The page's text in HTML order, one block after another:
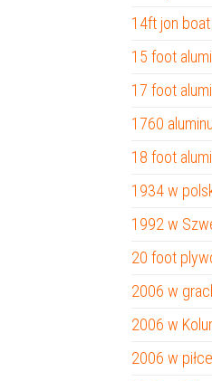
14ft jon
15 foot
17 foot
1760
18 foot
1934 w
1992 w
20 foot
2006 w
2006 w
2006 w